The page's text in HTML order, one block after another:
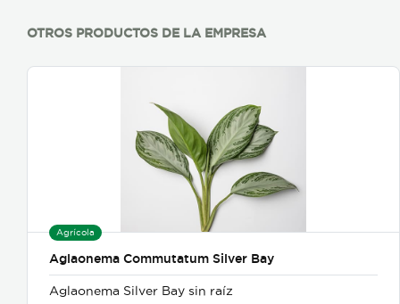
OTROS PRODUCTOS DE LA EMPRESA
Agrícola
Aglaonema Commutatum Silver Bay
Aglaonema Silver Bay sin raíz